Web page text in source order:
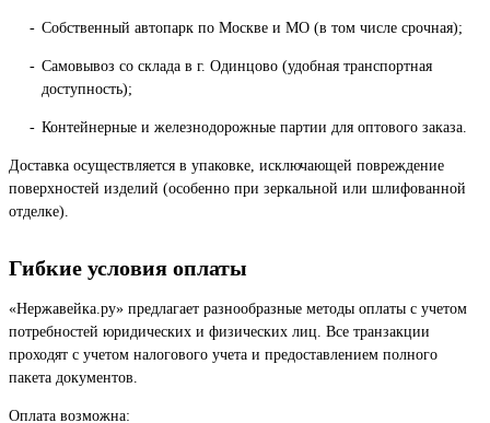
Собственный автопарк по Москве и МО (в том числе срочная);
Самовывоз со склада в г. Одинцово (удобная транспортная
доступность);
Контейнерные и железнодорожные партии для оптового заказа.
Доставка осуществляется в упаковке, исключающей повреждение
поверхностей изделий (особенно при зеркальной или шлифованной
отделке).
Гибкие условия оплаты
«Нержавейка.ру» предлагает разнообразные методы оплаты с учетом
потребностей юридических и физических лиц. Все транзакции
проходят с учетом налогового учета и предоставлением полного
пакета документов.
Оплата возможна: